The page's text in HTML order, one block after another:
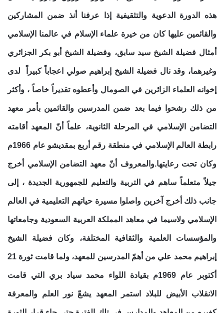
هذه الدورة الدعوية والتثقيفية إذا عرفنا أنذ ضمن المشاركين
والقائمين عليها كان من خيرة علماء الإسلام في عالمنا الإسلامي
أمثال فضيلة الشيخ سيد سابق، وفضيلة الشيخ أبو بكر الجزائري
وغيرهما، وقد نال فضيلة الشيخ إبراهيم صولي اعجاباً كبيراً لدى
إخوانه العلماء الزائرين في الصومال وأعطوه تقديراً خاصاً ، وأكثر
من ذلك رشحوا فيما بعد ضمن المدرسين والقائمين بأمر معهد
التضامن الإسلامي في المرحلة الثانوية، علماً أنّ المعهد أقامته
رابطة العالم الإسلامي في منطقة رقم أربع بمقديشو عام 1966م
وكان تحت رعايتها.والمعروف أنّ معهد التضامن الإسلامي أخرج
جيلاً متعلماً ساهم في التربية والتعليم للجمهورية الجديدة ، إلى
جانب ذلك أخرج آخرين واصلوا مسيرة حياتهم التعليمية في العالم
الإسلامي ولاسيما في معاهد المملكة العربية السعودية وجامعاتها
والمؤسسات العلمية والثقافية المختلفة، وكان فضيلة الشيخ
إبراهيم محمد علي من أهمّ المدرسين للمعهد، ولما قامت ثورة 21
أكتوبر عام 1969م بقيادة اللواء محمد سياد بري التي قامت
الانقلاب الأبيض للبلاد استمر المعهد يشعّ نور العلم والمعرفة